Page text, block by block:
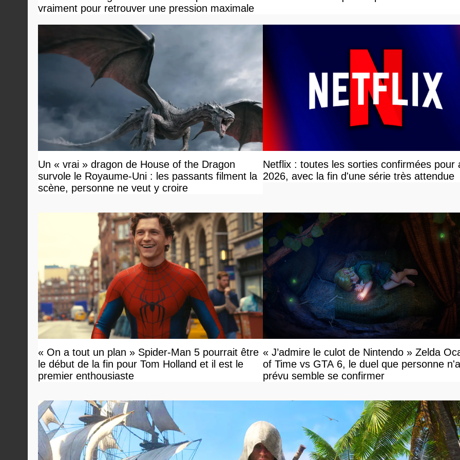
vraiment pour retrouver une pression maximale
Un « vrai » dragon de House of the Dragon
survole le Royaume-Uni : les passants filment la
scène, personne ne veut y croire
Netflix : toutes les sorties confirmées pour
2026, avec la fin d'une série très attendue
« On a tout un plan » Spider-Man 5 pourrait être
le début de la fin pour Tom Holland et il est le
premier enthousiaste
« J’admire le culot de Nintendo » Zelda
of Time vs GTA 6, le duel que personne
prévu semble se confirmer